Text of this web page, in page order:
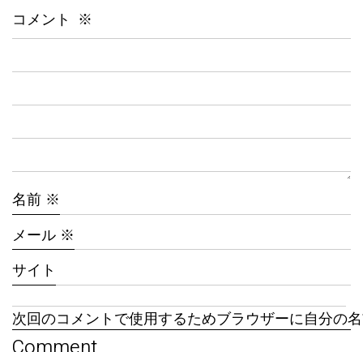
コメント ※
名前 ※
メール ※
サイト
次回のコメントで使用するためブラウザーに自分の